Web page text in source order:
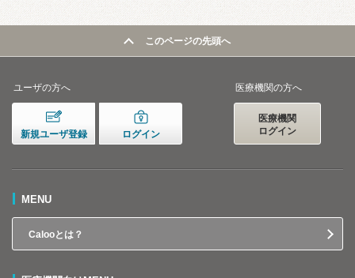
このページの先頭へ
ユーザの方へ
新規ユーザ登録 ログイン
医療機関の方へ
医療機関
ログイン
MENU
Calooとは？